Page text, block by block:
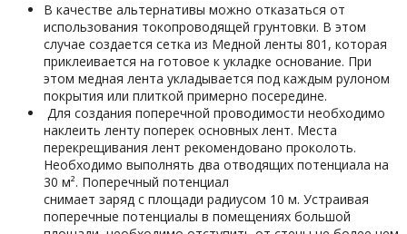
В качестве альтернативы можно отказаться от
использования токопроводящей грунтовки. В этом
случае создается сетка из Медной ленты 801, которая
приклеивается на готовое к укладке основание. При
этом медная лента укладывается под каждым рулоном
покрытия или плиткой примерно посередине.
Для создания поперечной проводимости необходимо
наклеить ленту поперек основных лент. Места
перекрещивания лент рекомендовано проколоть.
Необходимо выполнять два отводящих потенциала на
30 м². Поперечный потенциал
снимает заряд с площади радиусом 10 м. Устраивая
поперечные потенциалы в помещениях большой